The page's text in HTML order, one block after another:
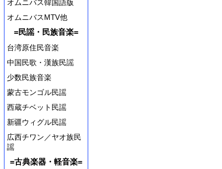
オムニバス韓国語版
オムニバスMTV他
=民謡・民族音楽=
台湾原住民音楽
中国民歌・漢族民謡
少数民族音楽
蒙古モンゴル民謡
西蔵チベット民謡
新疆ウィグル民謡
広西チワン／ヤオ族民
謡
=古典楽器・軽音楽=